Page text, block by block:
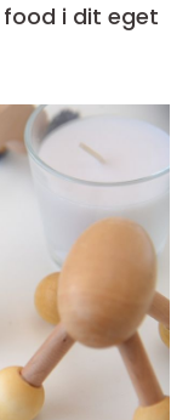
i dit eget